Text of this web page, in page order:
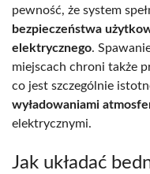
pewność, że system
bezpieczeństwa
elektrycznego.
miejscach chroni także
co jest szczególnie
wyładowaniami
elektrycznymi.
Jak układać